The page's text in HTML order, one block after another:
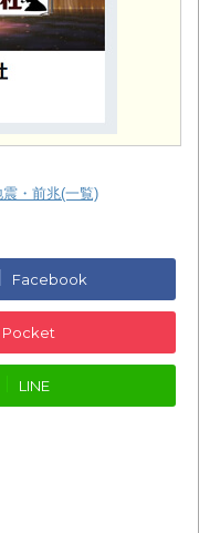
・前兆(一覧)
Facebook
Pocket
LINE